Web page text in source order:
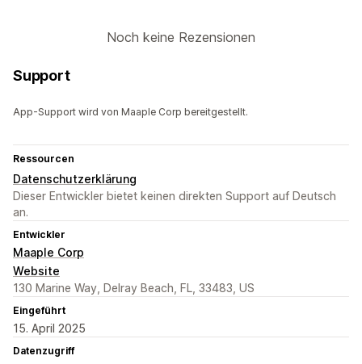
Noch keine Rezensionen
Support
App-Support wird von Maaple Corp bereitgestellt.
Ressourcen
Datenschutzerklärung
Dieser Entwickler bietet keinen direkten Support auf Deutsch
an.
Entwickler
Maaple Corp
Website
130 Marine Way, Delray Beach, FL, 33483, US
Eingeführt
15. April 2025
Datenzugriff